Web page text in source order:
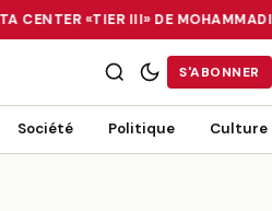
CENTER «TIER III» DE
«TIER III» DE MOHAMMADIA, UN
S'ABONNER
Société Politique Culture